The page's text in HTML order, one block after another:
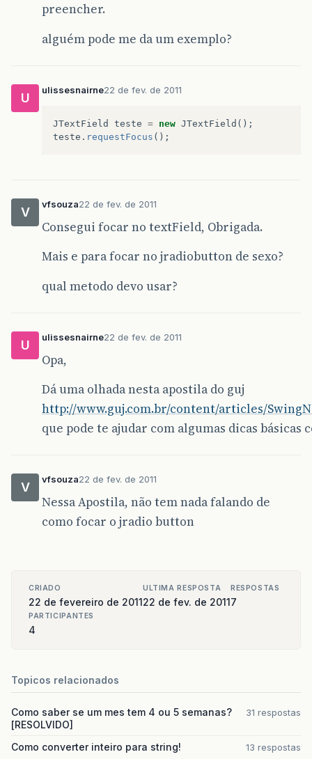
preencher.
alguém pode me da um exemplo?
U
ulissesnairne22 de fev. de 2011
JTextField teste = new JTextField ();
teste . requestFocus ();
V
vfsouza22 de fev. de 2011
Consegui focar no textField, Obrigada.
Mais e para focar no jradiobutton de sexo?
qual metodo devo usar?
U
ulissesnairne22 de fev. de 2011
Opa,
Dá uma olhada nesta apostila do guj
http://www.guj.com.br/content/articles/
que pode te ajudar com algumas dicas básicas
V
vfsouza22 de fev. de 2011
Nessa Apostila, não tem nada falando de
como focar o jradio button
CRIADO
22 de fevereiro de 2011
ULTIMA RESPOSTA
22 de fev. de 2011
RESPOSTAS
7
PARTICIPANTES
4
Topicos relacionados
Como saber se um mes tem 4 ou 5 semanas?
[RESOLVIDO]
31 respostas
Como converter inteiro para string! 13 respostas